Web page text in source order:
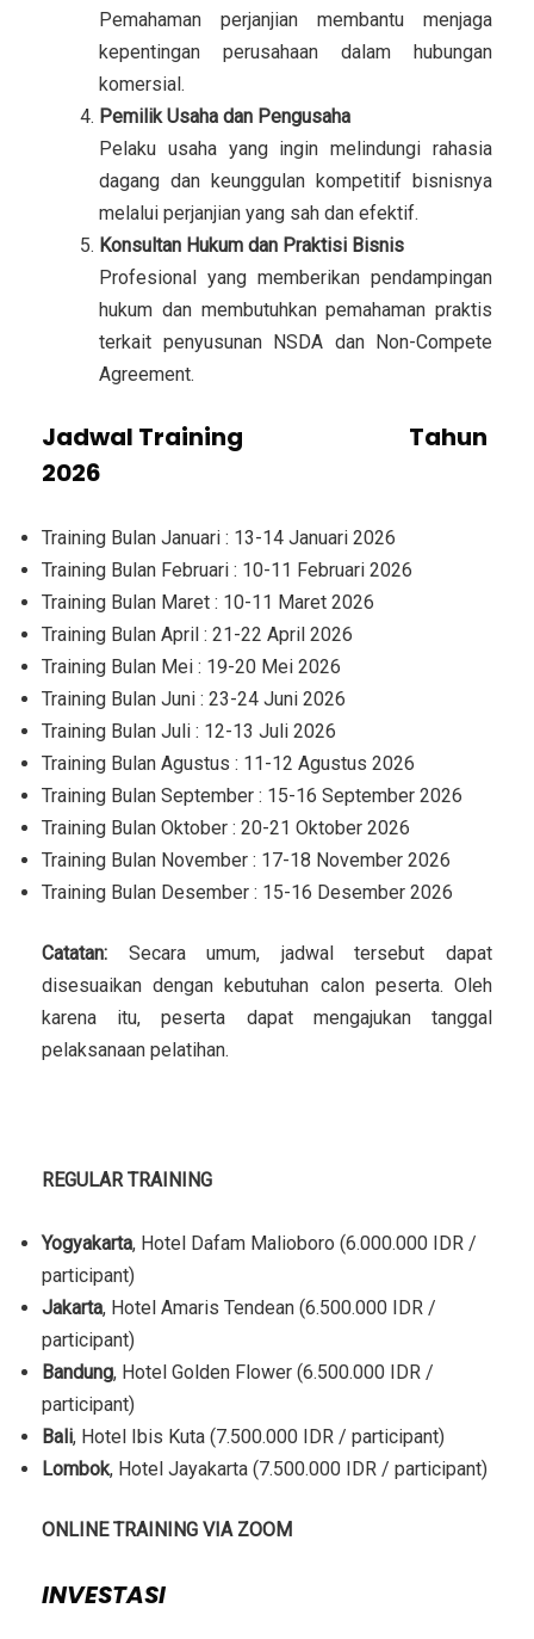
Pemahaman perjanjian membantu menjaga
kepentingan perusahaan dalam hubungan
komersial.
Pemilik Usaha dan Pengusaha
Pelaku usaha yang ingin melindungi rahasia
dagang dan keunggulan kompetitif bisnisnya
melalui perjanjian yang sah dan efektif.
Konsultan Hukum dan Praktisi Bisnis
Profesional yang memberikan pendampingan
hukum dan membutuhkan pemahaman praktis
terkait penyusunan NSDA dan Non-Compete
Agreement.
Jadwal Training
Tahun
2026
Training Bulan Januari : 13-14 Januari 2026
Training Bulan Februari : 10-11 Februari 2026
Training Bulan Maret : 10-11 Maret 2026
Training Bulan April : 21-22 April 2026
Training Bulan Mei : 19-20 Mei 2026
Training Bulan Juni : 23-24 Juni 2026
Training Bulan Juli : 12-13 Juli 2026
Training Bulan Agustus : 11-12 Agustus 2026
Training Bulan September : 15-16 September 2026
Training Bulan Oktober : 20-21 Oktober 2026
Training Bulan November : 17-18 November 2026
Training Bulan Desember : 15-16 Desember 2026
Catatan: Secara umum, jadwal tersebut dapat
disesuaikan dengan kebutuhan calon peserta. Oleh
karena itu, peserta dapat mengajukan tanggal
pelaksanaan pelatihan.
REGULAR TRAINING
Yogyakarta, Hotel Dafam Malioboro (6.000.000 IDR /
participant)
Jakarta, Hotel Amaris Tendean (6.500.000 IDR /
participant)
Bandung, Hotel Golden Flower (6.500.000 IDR /
participant)
Bali, Hotel Ibis Kuta (7.500.000 IDR / participant)
Lombok, Hotel Jayakarta (7.500.000 IDR / participant)
ONLINE TRAINING VIA ZOOM
INVESTASI